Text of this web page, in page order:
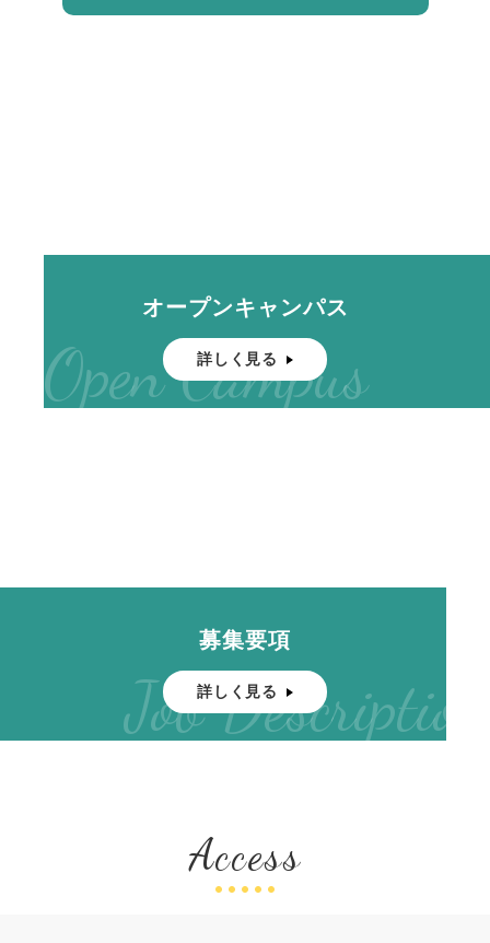
Open Campus
オープンキャンパス
詳しく見る
Job Description
募集要項
詳しく見る
Access